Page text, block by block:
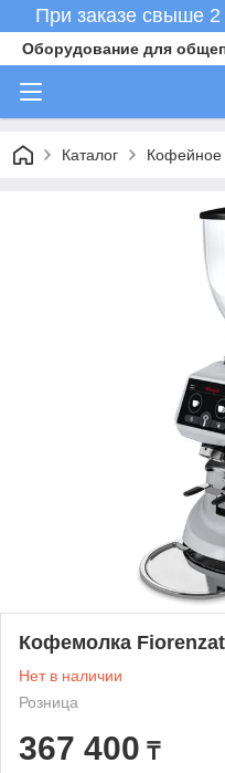
При заказе свыше 2
Оборудование для
Каталог Кофейное
Кофемолка
Нет в наличии
Розница
367 400 ₸